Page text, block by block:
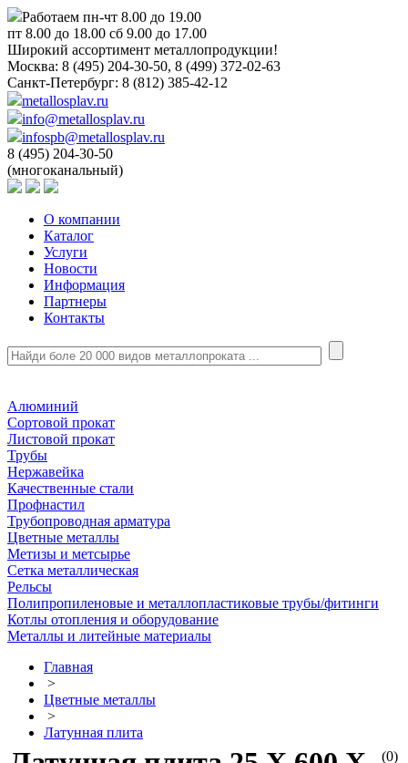
Работаем пн-чт 8.00 до 19.00
пт 8.00 до 18.00 сб 9.00 до 17.00
Широкий ассортимент металлопродукции!
Москва: 8 (495) 204-30-50, 8 (499) 372-02-63
Санкт-Петербург: 8 (812) 385-42-12
metallosplav.ru
info@metallosplav.ru
infospb@metallosplav.ru
8 (495) 204-30-50
(многоканальный)
О компании
Каталог
Услуги
Новости
Информация
Партнеры
Контакты
Алюминий
Сортовой прокат
Листовой прокат
Трубы
Нержавейка
Качественные стали
Профнастил
Трубопроводная арматура
Цветные металлы
Метизы и метсырье
Сетка металлическая
Рельсы
Полипропиленовые и металлопластиковые трубы/фитинги
Котлы отопления и оборудование
Металлы и литейные материалы
Главная
>
Цветные металлы
>
Латунная плита
(0)